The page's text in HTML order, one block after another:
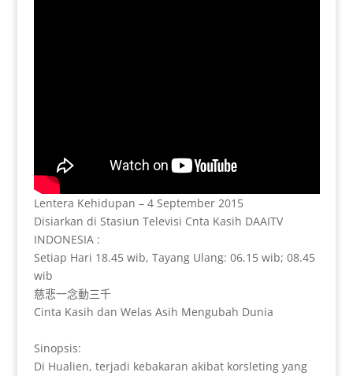
Lentera Kehidupan – 4 September 2015
Disiarkan di Stasiun Televisi Cnta Kasih DAAITV
INDONESIA :
Setiap Hari 18.45 wib, Tayang Ulang: 06.15 wib; 08.45
wib
慈悲一念動三千
Cinta Kasih dan Welas Asih Mengubah Dunia
Sinopsis:
Di Hualien, terjadi kebakaran akibat korsleting yang